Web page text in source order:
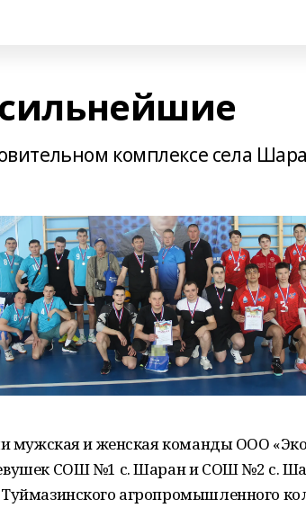
комплексе села
мужская и женская команды ООО
СОШ №1 с. Шаран и СОШ №2 с.
агропромышленного